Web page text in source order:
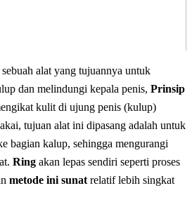
alat yang tujuannya untuk
dan melindungi kepala penis, Prinsip
kulit di ujung penis (kulup)
tujuan alat ini dipasang adalah untuk
bagian kalup, sehingga mengurangi
Ring akan lepas sendiri seperti proses
metode ini sunat relatif lebih singkat